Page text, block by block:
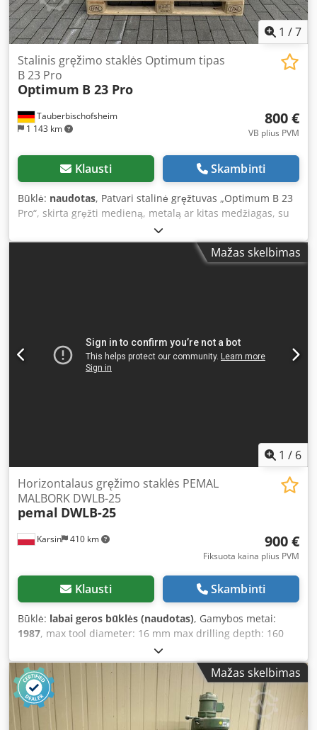
1 /7
Tauberbischofsheim
1 143 km
Stalinis gręžimo staklės Optimum tipas
B 23 Pro
Optimum B 23 Pro
800 €
VB plius PVM
Klausti Skambinti
Būklė: naudotas, Patvari stalinė gręžtuvas „Optimum B 23
Pro“, skirta gręžti medieną, metalą ar kitas medžiagas, su
greitai užspaudžiamu įtaisu. Techniniai duomenys:
Cjdpfezrytlsx Aiqerf - Veleno tvirtinimas: MK 2 - Vardinė
Mažas skelbimas
1 / 6
Karsin 410 km
Horizontalaus gręžimo staklės PEMAL
MALBORK DWLB-25
pemal DWLB-25
900 €
Fiksuota kaina plius PVM
Klausti Skambinti
Būklė: labai geros būklės (naudotas), Gamybos metai:
1987, max tool diameter: 16 mm max drilling depth: 160
mm max milling length: 160 mm adjustment of the drilling
device: front/rear worktable dimensions: 620 x 280 mm
table swivel angle: +20˚ table adjustment: vertical and
lateral Crjdpfxeqwdxxe Aiqjf material clamping motor
power: 1.5 kW dimensions (L/W/H): 1100 x 650 x 1200 mm
weight: 280 kg
Mažas skelbimas